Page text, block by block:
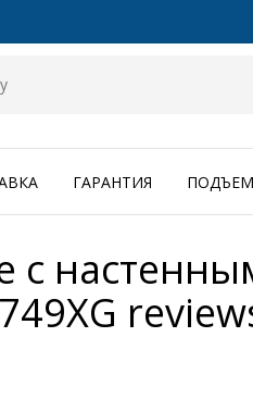
ГАРАНТИЯ ПОДЪЕМ
с